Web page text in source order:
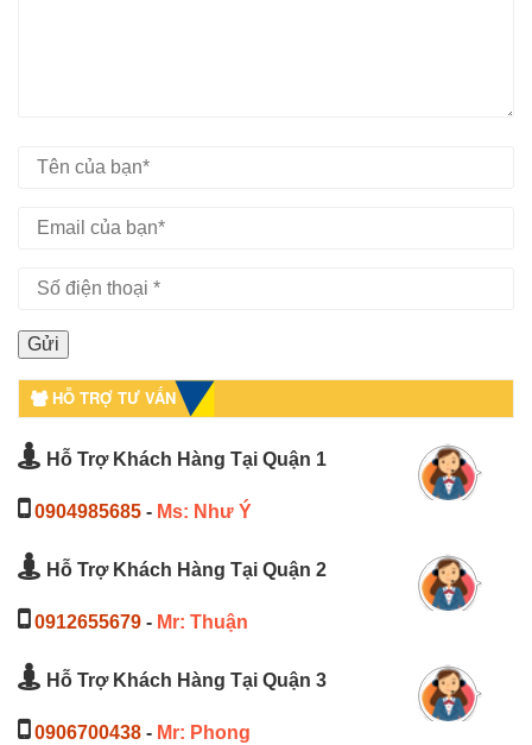
HỖ TRỢ TƯ VẤN
Hỗ Trợ Khách Hàng Tại Quận 1
0904985685 - Ms: Như Ý
Hỗ Trợ Khách Hàng Tại Quận 2
0912655679 - Mr: Thuận
Hỗ Trợ Khách Hàng Tại Quận 3
0906700438 - Mr: Phong